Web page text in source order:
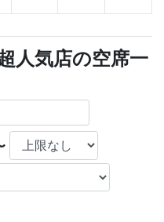
人気店の空席一